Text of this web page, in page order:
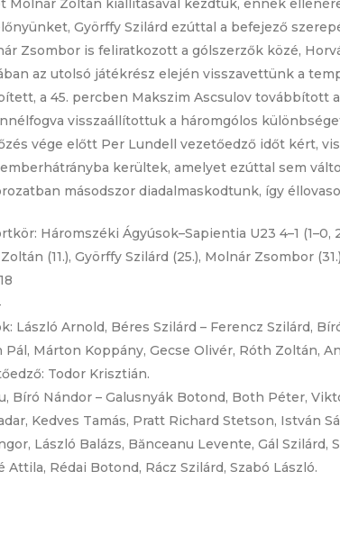
Molnár Zoltán kiállításával kezdtük, ennek
Györffy Szilárd ezúttal a befejező
Zsombor is feliratkozott a gólszerzők közé,
az utolsó játékrész elején visszavettünk a
a 45. percben Makszim Ascsulov továbbított
visszaállítottuk a háromgólos
vége előtt Per Lundell vezetőedző időt kért,
emberhátrányba kerültek, amelyet ezúttal sem
másodszor diadalmaskodtunk, így
Háromszéki Ágyúsok–Sapientia U23 4–1 (1–0,
(11.), Györffy Szilárd (25.), Molnár Zsombor
László Arnold, Béres Szilárd – Ferencz Szilárd,
Márton Koppány, Gecse Olivér, Róth Zoltán,
Todor Krisztián.
Bíró Nándor – Galusnyák Botond, Both Péter,
Kedves Tamás, Pratt Richard Stetson, István
László Balázs, Bănceanu Levente, Gál
Rédai Botond, Rácz Szilárd, Szabó László.